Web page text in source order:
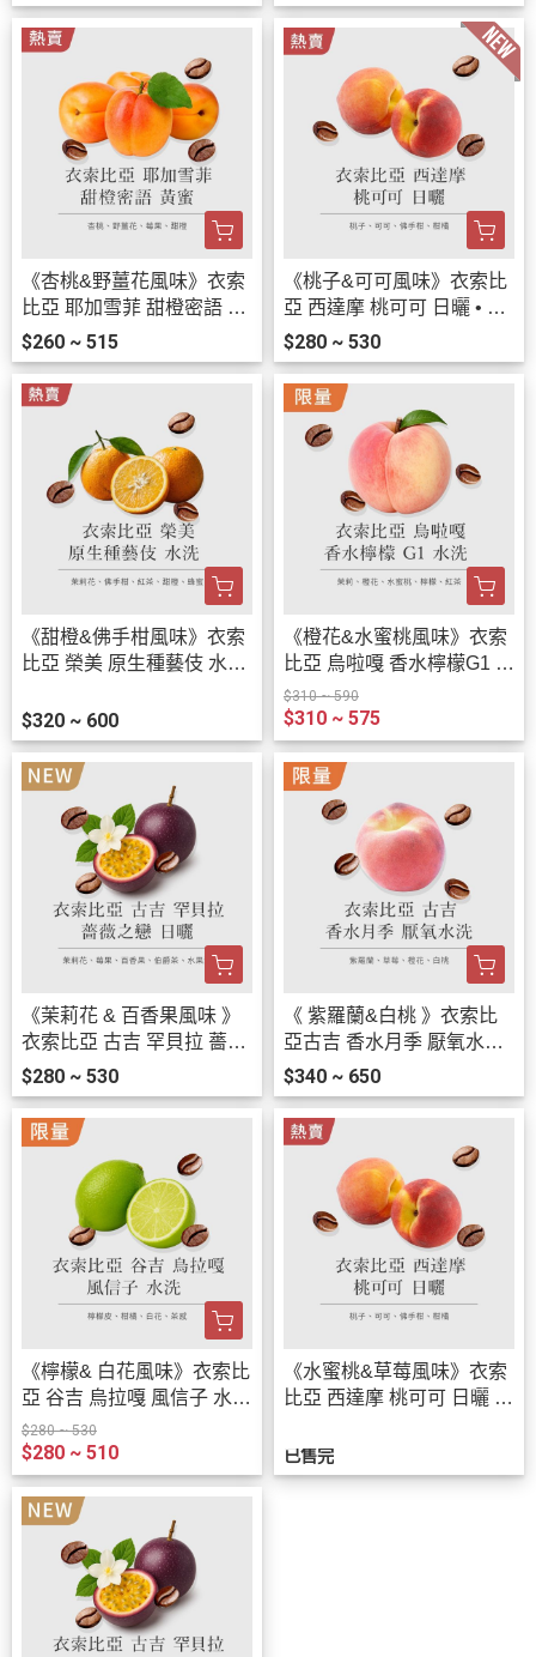
《杏桃&野薑花風味》衣索
比亞 耶加雪菲 甜橙密語 黃
蜜 • 單品咖啡豆200g/100g
$260 ~ 515
《桃子&可可風味》衣索比
亞 西達摩 桃可可 日曬 • 單
品咖啡豆200g/100g
$280 ~ 530
《甜橙&佛手柑風味》衣索
比亞 榮美 原生種藝伎 水洗
$320 ~ 600
《橙花&水蜜桃風味》衣索
比亞 烏啦嘎 香水檸檬G1 水
洗 • 單品咖啡豆200g/100g
$310 ~ 590
$310 ~ 575
《茉莉花 & 百香果風味 》
衣索比亞 古吉 罕貝拉 薔薇
之戀 日曬 G1 • 單品咖啡豆
200g/100g
$280 ~ 530
《 紫羅蘭&白桃 》衣索比
亞古吉 香水月季 厭氧水洗
• 單品咖啡豆200g/100g
$340 ~ 650
《檸檬& 白花風味》衣索比
亞 谷吉 烏拉嘎 風信子 水洗
G1 • 單品咖啡豆200g/100g
$280 ~ 530
$280 ~ 510
《水蜜桃&草莓風味》衣索
比亞 西達摩 桃可可 日曬 •
已售完